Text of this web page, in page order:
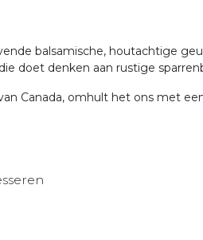
balsamische, houtachtige
doet denken aan rustige
Canada, omhult het ons met